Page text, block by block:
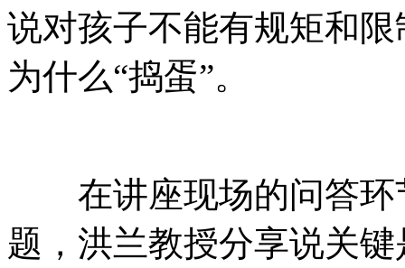
说对孩子不能有规矩和
为什么“捣蛋”。
在讲座现场的问答环
题，洪兰教授分享说关